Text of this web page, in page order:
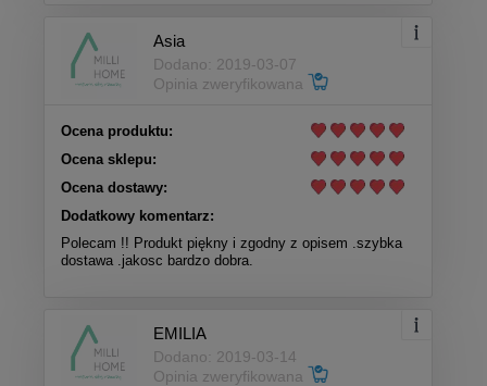
Asia
Dodano: 2019-03-07
Opinia zweryfikowana
Ocena produktu:
Ocena sklepu:
Ocena dostawy:
Dodatkowy komentarz:
Polecam !! Produkt piękny i zgodny z opisem .szybka
dostawa .jakosc bardzo dobra.
EMILIA
Dodano: 2019-03-14
Opinia zweryfikowana